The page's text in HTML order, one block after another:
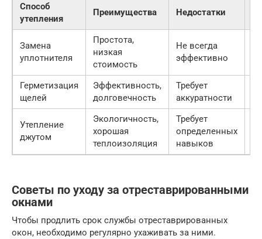
Способ
утепления
Преимущества Недостатки
Замена
уплотнителя
Простота,
низкая
стоимость
Не всегда
эффективно
Герметизация
щелей
Эффективность,
долговечность
Требует
аккуратности
Утепление
джутом
Экологичность,
хорошая
теплоизоляция
Требует
определенных
навыков
Советы по уходу за отреставрированными
окнами
Чтобы продлить срок службы отреставрированных
окон, необходимо регулярно ухаживать за ними.